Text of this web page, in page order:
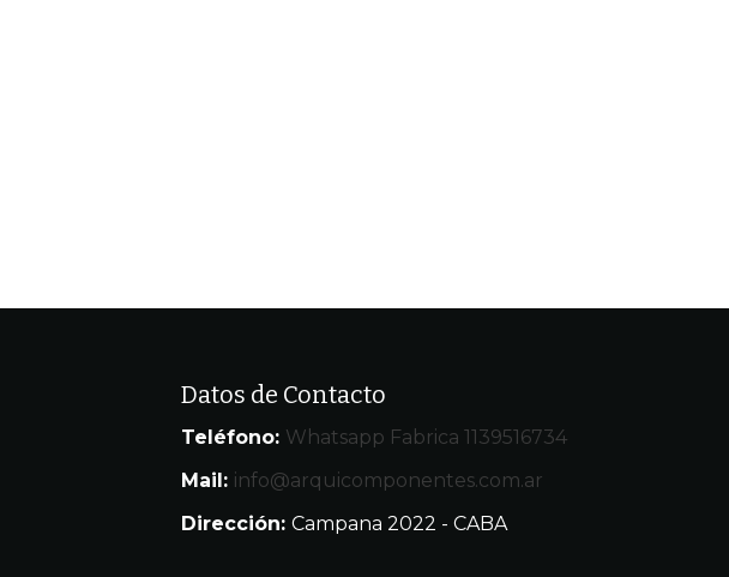
Datos de Contacto
Teléfono: Whatsapp Fabrica 1139516734
Mail: info@arquicomponentes.com.ar
Dirección: Campana 2022 - CABA